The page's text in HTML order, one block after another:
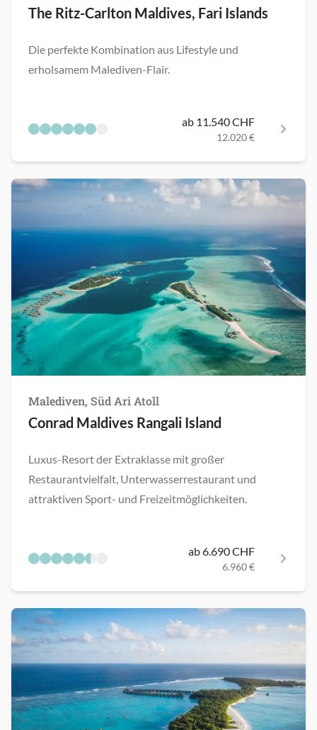
The Ritz-Carlton Maldives, Fari Islands
Die perfekte Kombination aus Lifestyle und
erholsamem Malediven-Flair.
ab 11.540 CHF
12.020 €
Malediven, Süd Ari Atoll
Conrad Maldives Rangali Island
Luxus-Resort der Extraklasse mit großer
Restaurantvielfalt, Unterwasserrestaurant und
attraktiven Sport- und Freizeitmöglichkeiten.
ab 6.690 CHF
6.960 €